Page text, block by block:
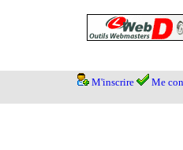
M'inscrire Me